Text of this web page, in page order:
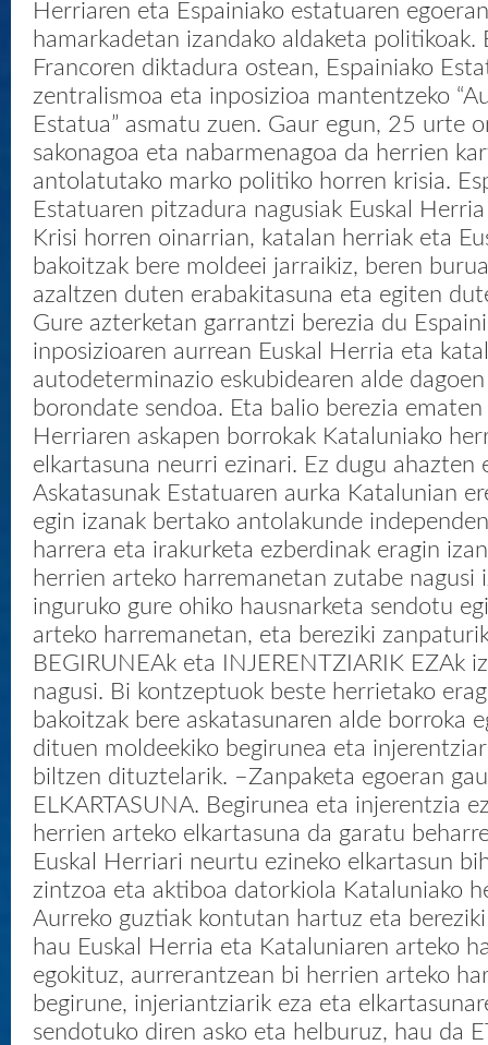
Herriaren eta Espainiako estatuaren
hamarkadetan izandako aldaketa politikoak.
Francoren diktadura ostean, Espainiako
zentralismoa eta inposizioa mantentzeko
Estatua” asmatu zuen. Gaur egun, 25 urte
sakonagoa eta nabarmenagoa da herrien
antolatutako marko politiko horren krisia.
Estatuaren pitzadura nagusiak Euskal
Krisi horren oinarrian, katalan herriak eta
bakoitzak bere moldeei jarraikiz, beren
azaltzen duten erabakitasuna eta egiten
Gure azterketan garrantzi berezia du
inposizioaren aurrean Euskal Herria eta
autodeterminazio eskubidearen alde
borondate sendoa. Eta balio berezia ematen
Herriaren askapen borrokak Kataluniako
elkartasuna neurri ezinari. Ez dugu ahazten
Askatasunak Estatuaren aurka Katalunian
egin izanak bertako antolakunde
harrera eta irakurketa ezberdinak eragin
herrien arteko harremanetan zutabe nagusi
inguruko gure ohiko hausnarketa sendotu
arteko harremanetan, eta bereziki
BEGIRUNEAk eta INJERENTZIARIK EZAk
nagusi. Bi kontzeptuok beste herrietako
bakoitzak bere askatasunaren alde borroka
dituen moldeekiko begirunea eta
biltzen dituztelarik. –Zanpaketa egoeran
ELKARTASUNA. Begirunea eta injerentzia
herrien arteko elkartasuna da garatu
Euskal Herriari neurtu ezineko elkartasun
zintzoa eta aktiboa datorkiola Kataluniako
Aurreko guztiak kontutan hartuz eta
hau Euskal Herria eta Kataluniaren arteko
egokituz, aurrerantzean bi herrien arteko
begirune, injeriantziarik eza eta
sendotuko diren asko eta helburuz, hau da